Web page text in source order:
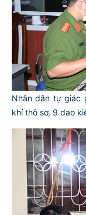
Nhân dân tự giác
khí thô sơ, 9 dao